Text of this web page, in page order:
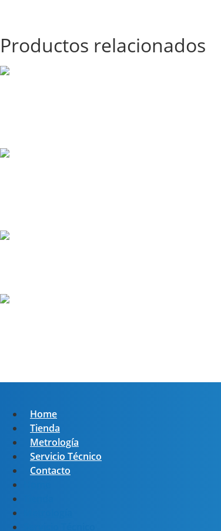
Productos relacionados
Home
Tienda
Metrología
Servicio Técnico
Contacto